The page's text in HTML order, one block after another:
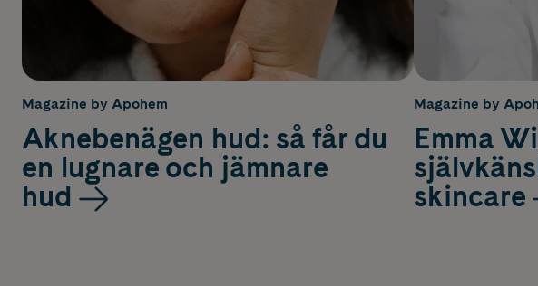
Magazine by Apohem
Aknebenägen hud: så får du
en lugnare och jämnare
hud
Magazine by
Emma
skincare